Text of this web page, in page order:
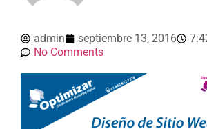
admin septiembre 13, 2016
No Comments